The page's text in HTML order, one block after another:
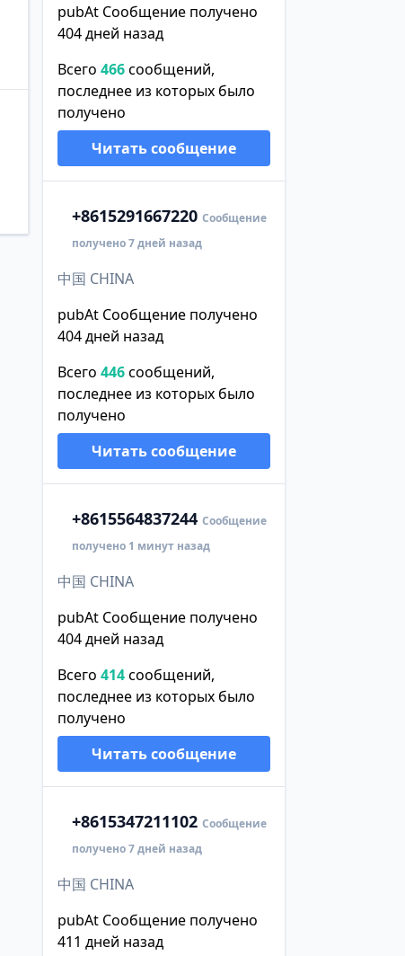
pubAt Сообщение получено
404 дней назад
Всего 466сообщений,
последнее из которых было
получено
Читать сообщение
+8615291667220 Сообщение
получено 7 дней назад
中国 CHINA
pubAt Сообщение получено
404 дней назад
Всего 446сообщений,
последнее из которых было
получено
Читать сообщение
+8615564837244 Сообщение
получено 1 минут назад
中国 CHINA
pubAt Сообщение получено
404 дней назад
Всего 414сообщений,
последнее из которых было
получено
Читать сообщение
+8615347211102 Сообщение
получено 7 дней назад
中国 CHINA
pubAt Сообщение получено
411 дней назад